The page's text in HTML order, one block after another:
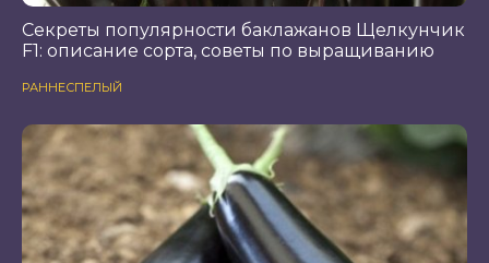
Секреты популярности баклажанов Щелкунчик
F1: описание сорта, советы по выращиванию
РАННЕСПЕЛЫЙ